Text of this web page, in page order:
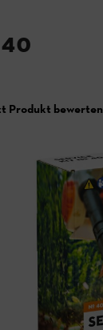
Produkt bewerten